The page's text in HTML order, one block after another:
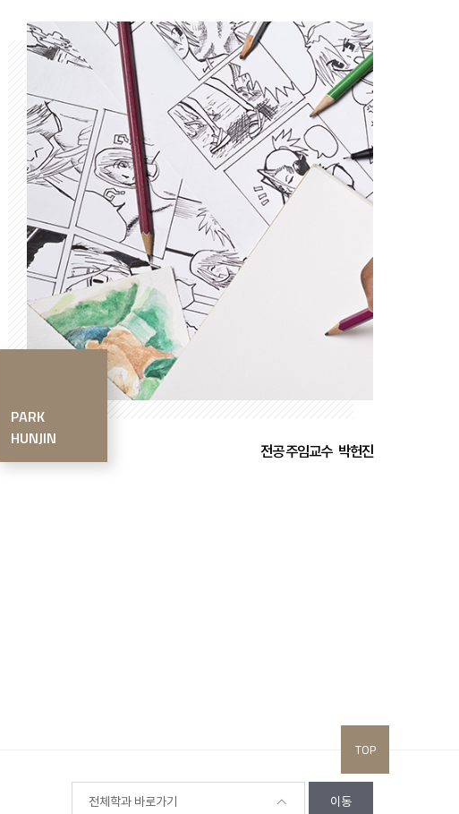
기
린
트
PARK
HUNJIN
전공 주임교수 박헌진
전체학과 바로가기 이동
TOP